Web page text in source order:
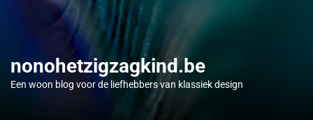
nonohetzigzagkind.be
Een woon blog voor de liefhebbers van klassiek design